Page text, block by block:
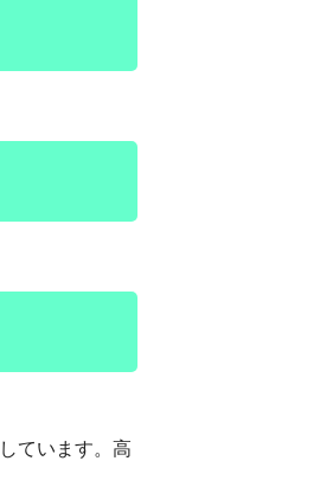
ています。高